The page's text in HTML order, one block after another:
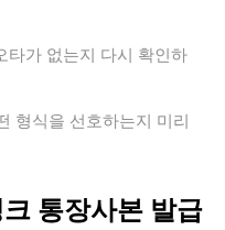
타가 없는지 다시 확인하
형식을 선호하는지 미리
통장사본 발급